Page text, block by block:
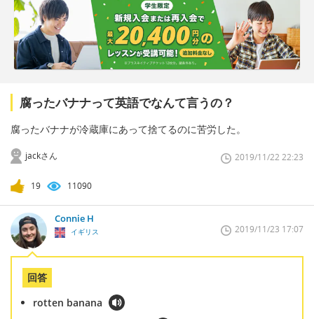
腐ったバナナって英語でなんて言うの？
腐ったバナナが冷蔵庫にあって捨てるのに苦労した。
jackさん 2019/11/22 22:23
19 11090
Connie H
イギリス 2019/11/23 17:07
回答
rotten banana